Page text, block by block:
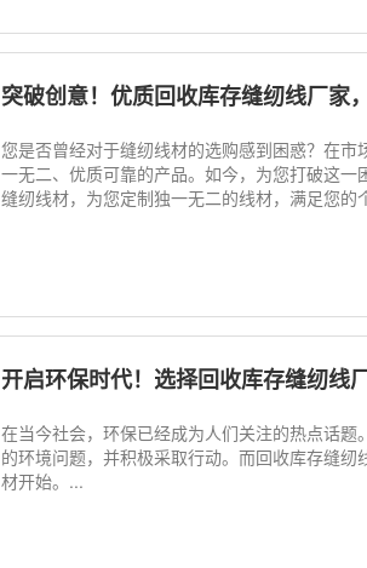
突破创意！优质回收库存缝纫线厂家，
您是否曾经对于缝纫线材的选购感到困惑？在
一无二、优质可靠的产品。如今，为您打破这
缝纫线材，为您定制独一无二的线材，满足您的
开启环保时代！选择回收库存缝纫线厂家，
在当今社会，环保已经成为人们关注的热点话
的环境问题，并积极采取行动。而回收库存缝
材开始。...